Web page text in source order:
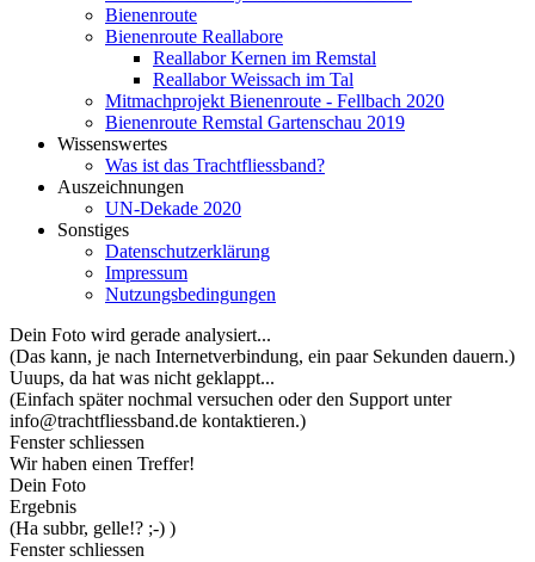
Bienenroute
Bienenroute Reallabore
Reallabor Kernen im Remstal
Reallabor Weissach im Tal
Mitmachprojekt Bienenroute - Fellbach 2020
Bienenroute Remstal Gartenschau 2019
Wissenswertes
Was ist das Trachtfliessband?
Auszeichnungen
UN-Dekade 2020
Sonstiges
Datenschutzerklärung
Impressum
Nutzungsbedingungen
Dein Foto wird gerade analysiert...
(Das kann, je nach Internetverbindung, ein paar Sekunden dauern.)
Uuups, da hat was nicht geklappt...
(Einfach später nochmal versuchen oder den Support unter
info@trachtfliessband.de kontaktieren.)
Fenster schliessen
Wir haben einen Treffer!
Dein Foto
Ergebnis
(Ha subbr, gelle!? ;-) )
Fenster schliessen